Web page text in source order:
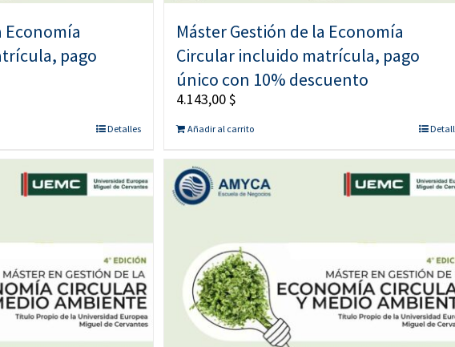
Economía
pago
Detalles
Máster Gestión de la Economía
Circular incluido matrícula, pago
único con 10% descuento
4.143,00$
Añadir al carrito